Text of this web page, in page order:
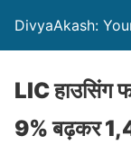
DivyaAkash:
LIC हाउसिंग
9% बढ़कर